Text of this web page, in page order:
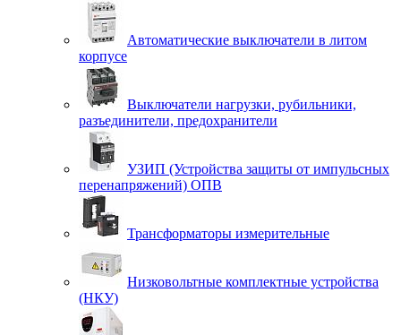
Автоматические выключатели в литом
корпусе
Выключатели нагрузки, рубильники,
разъединители, предохранители
УЗИП (Устройства защиты от импульсных
перенапряжений) ОПВ
Трансформаторы измерительные
Низковольтные комплектные устройства
(НКУ)